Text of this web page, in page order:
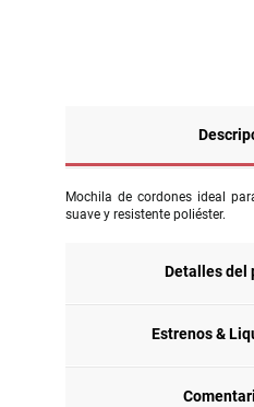
Mochila de cordones ideal
suave y resistente poliéster.
Detalles del
Estrenos &